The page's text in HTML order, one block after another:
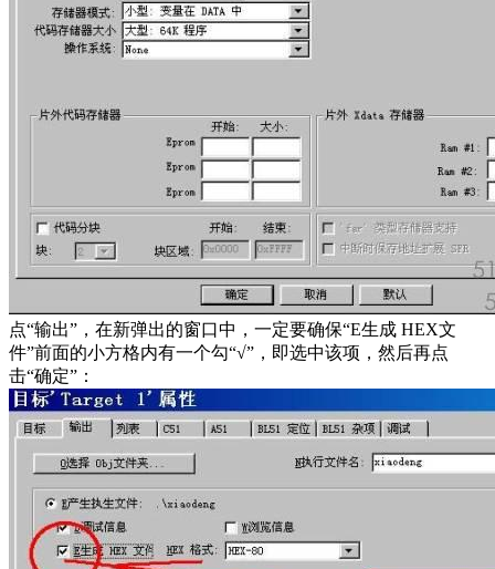
点“输出”，在新弹出的窗口中，一定要确保“E生成 HEX文
件”前面的小方格内有一个勾“√”，即选中该项，然后再点
击“确定”：